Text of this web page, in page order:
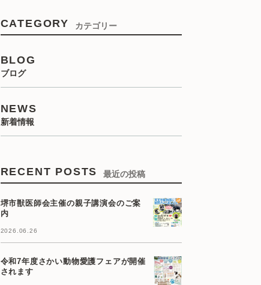
CATEGORY カテゴリー
BLOG
ブログ
NEWS
新着情報
RECENT POSTS 最近の投稿
堺市獣医師会主催の親子講演会のご案
内
2026.06.26
令和7年度さかい動物愛護フェアが開催
されます